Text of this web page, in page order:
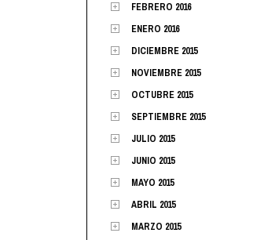
FEBRERO 2016
ENERO 2016
DICIEMBRE 2015
NOVIEMBRE 2015
OCTUBRE 2015
SEPTIEMBRE 2015
JULIO 2015
JUNIO 2015
MAYO 2015
ABRIL 2015
MARZO 2015